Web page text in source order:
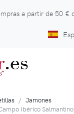
a partir de 50 €
.es
Jamones
Ibérico Salmantino